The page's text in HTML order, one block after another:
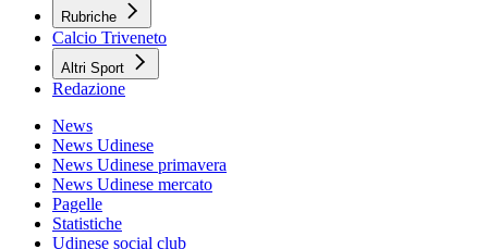
Rubriche
Calcio Triveneto
Altri Sport
Redazione
News
News Udinese
News Udinese primavera
News Udinese mercato
Pagelle
Statistiche
Udinese social club